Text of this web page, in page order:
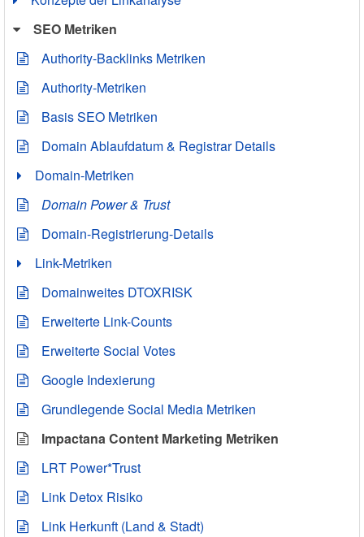
SEO Metriken
Authority-Backlinks Metriken
Authority-Metriken
Basis SEO Metriken
Domain Ablaufdatum & Registrar Details
Domain-Metriken
Domain Power & Trust
Domain-Registrierung-Details
Link-Metriken
Domainweites DTOXRISK
Erweiterte Link-Counts
Erweiterte Social Votes
Google Indexierung
Grundlegende Social Media Metriken
Impactana Content Marketing Metriken
LRT Power*Trust
Link Detox Risiko
Link Herkunft (Land & Stadt)